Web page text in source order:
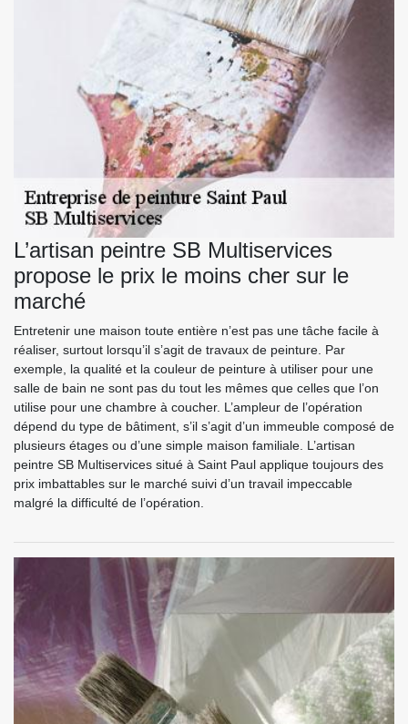
L’artisan peintre SB Multiservices
propose le prix le moins cher sur le
marché
Entretenir une maison toute entière n’est pas une tâche facile à
réaliser, surtout lorsqu’il s’agit de travaux de peinture. Par
exemple, la qualité et la couleur de peinture à utiliser pour une
salle de bain ne sont pas du tout les mêmes que celles que l’on
utilise pour une chambre à coucher. L’ampleur de l’opération
dépend du type de bâtiment, s’il s’agit d’un immeuble composé de
plusieurs étages ou d’une simple maison familiale. L’artisan
peintre SB Multiservices situé à Saint Paul applique toujours des
prix imbattables sur le marché suivi d’un travail impeccable
malgré la difficulté de l’opération.